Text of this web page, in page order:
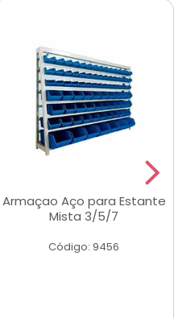
Armaçao Aço para Estante
Mista 3/5/7
Código: 9456